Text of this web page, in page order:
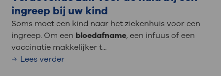
ingreep bij uw kind
Soms moet een kind naar het ziekenhuis voor een
ingreep. Om een bloedafname, een infuus of een
vaccinatie makkelijker t...
Lees verder